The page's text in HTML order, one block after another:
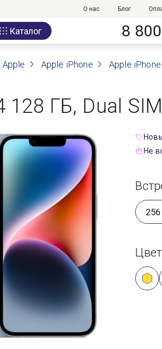
О нас Блог
Каталог 8
Apple iPhone Apple
128 ГБ, Dual
Не
256
Цвет